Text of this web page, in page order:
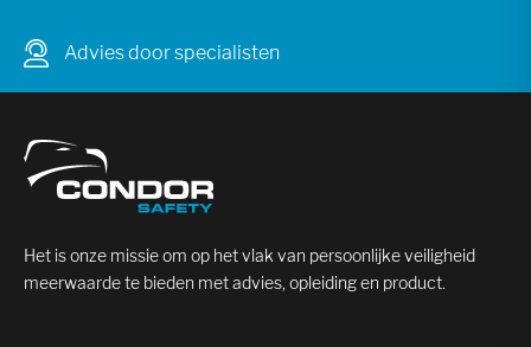
Advies door specialisten
Het is onze missie om op het vlak van persoonlijke veiligheid
meerwaarde te bieden met advies, opleiding en product.